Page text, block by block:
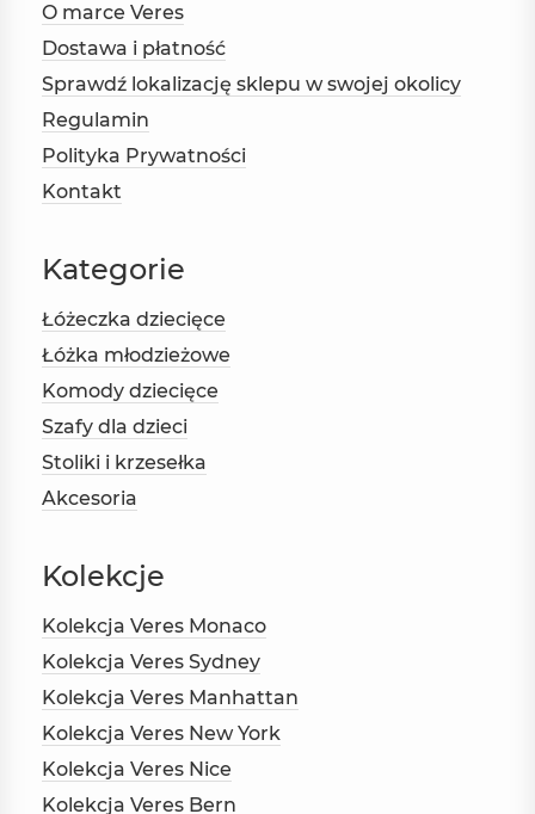
O marce Veres
Dostawa i płatność
Sprawdź lokalizację sklepu w swojej okolicy
Regulamin
Polityka Prywatności
Kontakt
Kategorie
Łóżeczka dziecięce
Łóżka młodzieżowe
Komody dziecięce
Szafy dla dzieci
Stoliki i krzesełka
Akcesoria
Kolekcje
Kolekcja Veres Monaco
Kolekcja Veres Sydney
Kolekcja Veres Manhattan
Kolekcja Veres New York
Kolekcja Veres Nice
Kolekcja Veres Bern